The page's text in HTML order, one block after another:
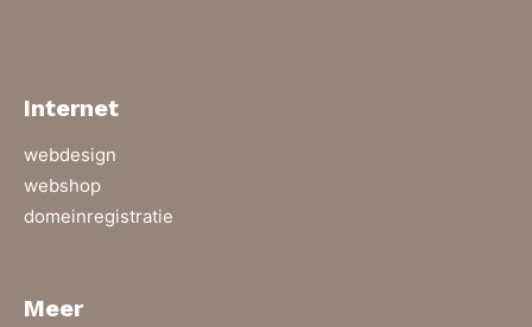
Internet
webdesign
webshop
domeinregistratie
Meer